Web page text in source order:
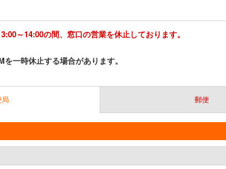
～14:00の間、窓口の営業を休止しております。
一時休止する場合があります。
郵便